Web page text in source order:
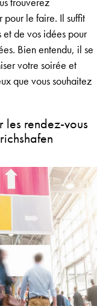
pour le faire. Il suffit
de vos idées pour
Bien entendu, il se
votre soirée et
que vous souhaitez
rendez-vous